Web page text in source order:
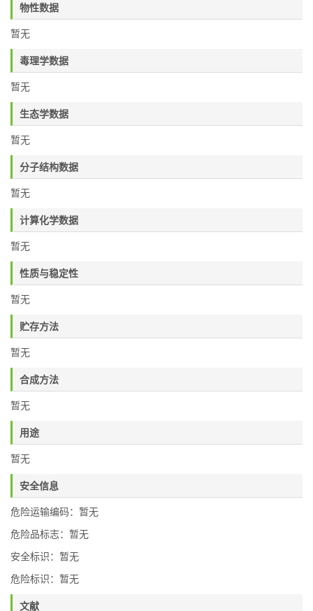
物性数据
暂无
毒理学数据
暂无
生态学数据
暂无
分子结构数据
暂无
计算化学数据
暂无
性质与稳定性
暂无
贮存方法
暂无
合成方法
暂无
用途
暂无
安全信息
危险运输编码：暂无
危险品标志：暂无
安全标识：暂无
危险标识：暂无
文献